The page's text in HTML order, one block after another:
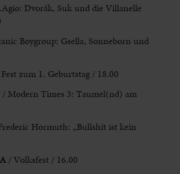
Dvorák, Suk und die Villanelle
Boygroup: Gsella, Sonneborn und
zum 1. Geburtstag / 18.00
/ Modern Times 3: Taumel(nd) am
Hormuth: „Bullshit ist kein
/ Volksfest / 16.00